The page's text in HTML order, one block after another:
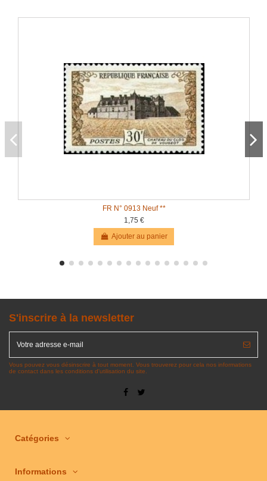
FR N° 0913 Neuf **
1,75 €
Ajouter au panier
S'inscrire à la newsletter
Vous pouvez vous désinscrire à tout moment. Vous trouverez pour cela nos informations
de contact dans les conditions d'utilisation du site.
Catégories
Informations